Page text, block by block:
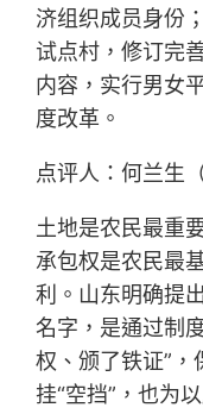
济组织成员身份
试点村，修订完
内容，实行男女
度改革。
点评人：何兰生
土地是农民最重
承包权是农民最
利。山东明确提
名字，是通过制
权、颁了铁证”
挂“空挡”，也为